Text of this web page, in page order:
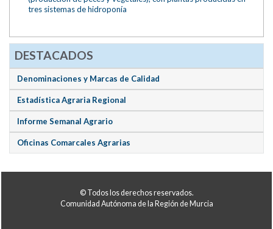
tres sistemas de hidroponía
DESTACADOS
Denominaciones y Marcas de Calidad
Estadística Agraria Regional
Informe Semanal Agrario
Oficinas Comarcales Agrarias
© Todos los derechos reservados.
Comunidad Autónoma de la Región de Murcia